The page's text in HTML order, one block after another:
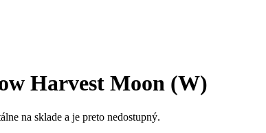
Harvest Moon (W)
na sklade a je preto nedostupný.